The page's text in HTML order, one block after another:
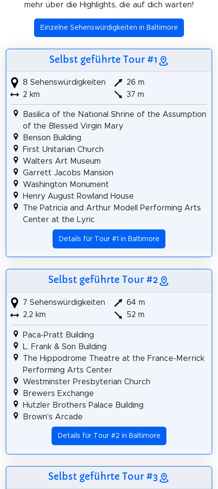
mehr über die Highlights, die auf dich warten!
Einzelne Sehenswürdigkeiten in Baltimore
Selbst geführte Tour #1
8 Sehenswürdigkeiten
2 km
26 m
37 m
Basilica of the National Shrine of the Assumption
of the Blessed Virgin Mary
Benson Building
First Unitarian Church
Walters Art Museum
Garrett Jacobs Mansion
Washington Monument
Henry August Rowland House
The Patricia and Arthur Modell Performing Arts
Center at the Lyric
Details für Tour #1 in Baltimore
Selbst geführte Tour #2
7 Sehenswürdigkeiten
2,2 km
64 m
52 m
Paca-Pratt Building
L. Frank & Son Building
The Hippodrome Theatre at the France-Merrick
Performing Arts Center
Westminster Presbyterian Church
Brewers Exchange
Hutzler Brothers Palace Building
Brown's Arcade
Details für Tour #2 in Baltimore
Selbst geführte Tour #3